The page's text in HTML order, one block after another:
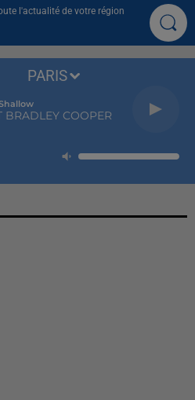
l'actualité de votre région
BRADLEY COOPER
PARIS